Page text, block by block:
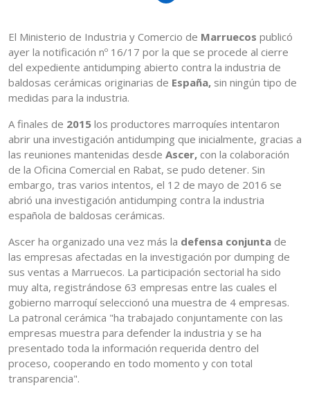
El Ministerio de Industria y Comercio de Marruecos publicó
ayer la notificación nº 16/17 por la que se procede al cierre
del expediente antidumping abierto contra la industria de
baldosas cerámicas originarias de España, sin ningún tipo de
medidas para la industria.
A finales de 2015 los productores marroquíes intentaron
abrir una investigación antidumping que inicialmente, gracias a
las reuniones mantenidas desde Ascer, con la colaboración
de la Oficina Comercial en Rabat, se pudo detener. Sin
embargo, tras varios intentos, el 12 de mayo de 2016 se
abrió una investigación antidumping contra la industria
española de baldosas cerámicas.
Ascer ha organizado una vez más la defensa conjunta de
las empresas afectadas en la investigación por dumping de
sus ventas a Marruecos. La participación sectorial ha sido
muy alta, registrándose 63 empresas entre las cuales el
gobierno marroquí seleccionó una muestra de 4 empresas.
La patronal cerámica "ha trabajado conjuntamente con las
empresas muestra para defender la industria y se ha
presentado toda la información requerida dentro del
proceso, cooperando en todo momento y con total
transparencia".